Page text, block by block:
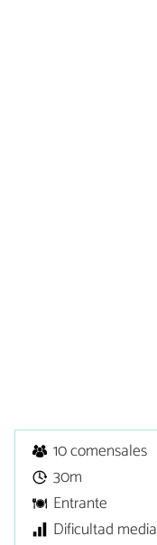
10 comensales
30m
Entrante
Dificultad media